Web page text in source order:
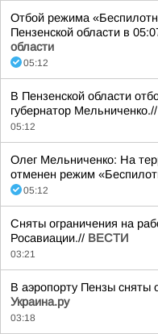
Отбой режима
Пензенской области в
области
05:12
В Пензенской области
губернатор Мельниченко.//
05:12
Олег Мельниченко: На
отменен режим
05:12
Сняты ограничения на
Росавиации.// ВЕСТИ
03:21
В аэропорту Пензы сняты
Украина.ру
03:18